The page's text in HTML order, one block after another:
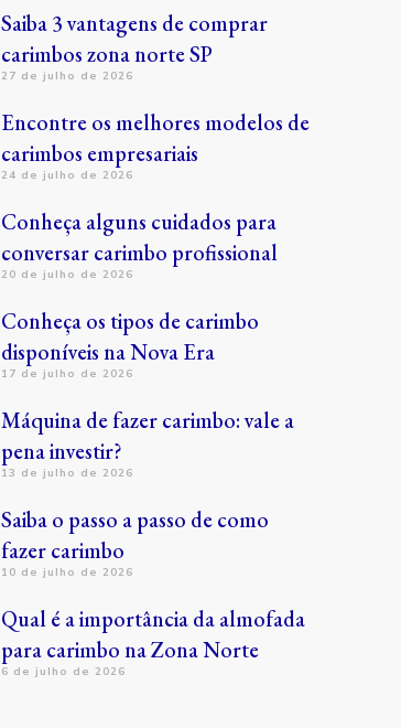
Saiba 3 vantagens de comprar
carimbos zona norte SP
27 de julho de 2026
Encontre os melhores modelos de
carimbos empresariais
24 de julho de 2026
Conheça alguns cuidados para
conversar carimbo profissional
20 de julho de 2026
Conheça os tipos de carimbo
disponíveis na Nova Era
17 de julho de 2026
Máquina de fazer carimbo: vale a
pena investir?
13 de julho de 2026
Saiba o passo a passo de como
fazer carimbo
10 de julho de 2026
Qual é a importância da almofada
para carimbo na Zona Norte
6 de julho de 2026